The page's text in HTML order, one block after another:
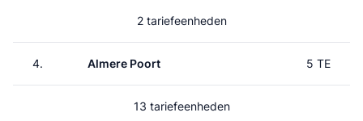
2 tariefeenheden
4. Almere Poort 5 TE
13 tariefeenheden